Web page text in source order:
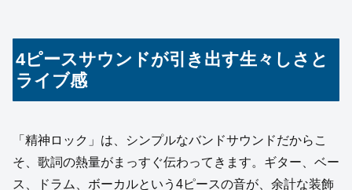
4ピースサウンドが引き出す生々しさと
ライブ感
「精神ロック」は、シンプルなバンドサウンドだからこ
そ、歌詞の熱量がまっすぐ伝わってきます。ギター、ベー
ス、ドラム、ボーカルという4ピースの音が、余計な装飾